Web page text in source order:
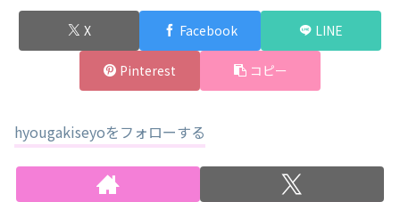
X Facebook LINE
Pinterest コピー
hyougakiseyoをフォローする